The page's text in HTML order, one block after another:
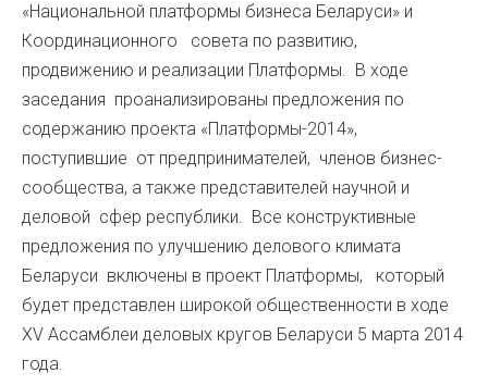
«Национальной платформы бизнеса Беларуси» и
Координационного совета по развитию,
продвижению и реализации Платформы. В ходе
заседания проанализированы предложения по
содержанию проекта «Платформы-2014»,
поступившие от предпринимателей, членов бизнес-
сообщества, а также представителей научной и
деловой сфер республики. Все конструктивные
предложения по улучшению делового климата
Беларуси включены в проект Платформы, который
будет представлен широкой общественности в ходе
XV Ассамблеи деловых кругов Беларуси 5 марта 2014
года.